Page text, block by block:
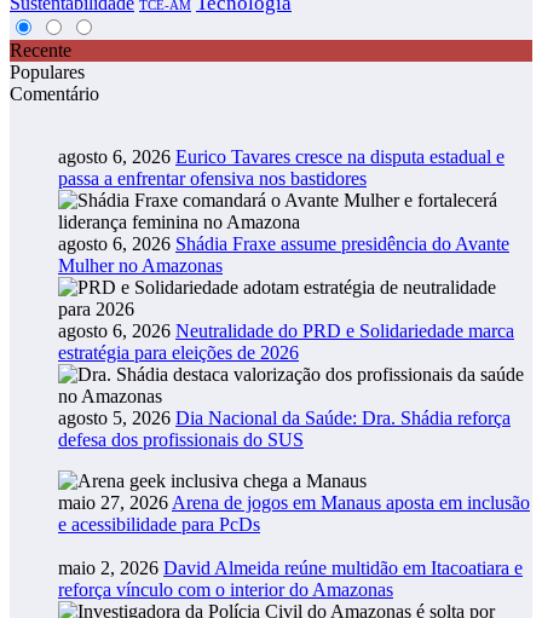
TCE-AM
Recente
Populares
Comentário
agosto 6, 2026 Eurico Tavares cresce na disputa estadual e
passa a enfrentar ofensiva nos bastidores
agosto 6, 2026 Shádia Fraxe assume presidência do Avante
Mulher no Amazonas
agosto 6, 2026 Neutralidade do PRD e Solidariedade marca
estratégia para eleições de 2026
agosto 5, 2026 Dia Nacional da Saúde: Dra. Shádia reforça
defesa dos profissionais do SUS
maio 27, 2026 Arena de jogos em Manaus aposta em inclusão
e acessibilidade para PcDs
maio 2, 2026 David Almeida reúne multidão em Itacoatiara e
reforça vínculo com o interior do Amazonas